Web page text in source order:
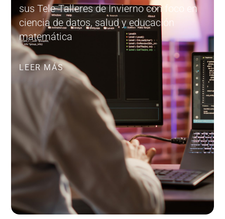
sus Tele-Talleres de Invierno con foco en
ciencia de datos, salud y educación
matemática
LEER MÁS